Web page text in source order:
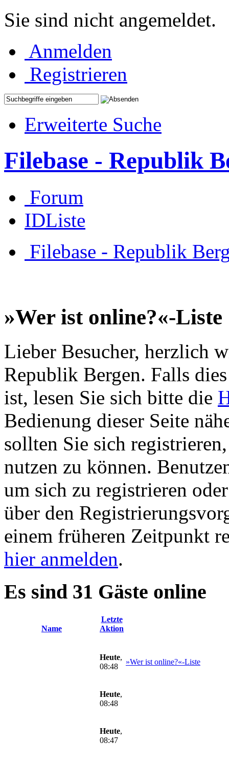
Sie sind nicht angemeldet.
Anmelden
Registrieren
Erweiterte Suche
Filebase - Republik
Forum
IDListe
Filebase - Republik
»Wer ist online?«-Liste
Lieber Besucher, herzlich
Republik Bergen. Falls
ist, lesen Sie sich bitte die
Bedienung dieser Seite
sollten Sie sich
nutzen zu können.
um sich zu registrieren
über den
einem früheren Zeitpunkt
hier anmelden.
Es sind 31 Gäste online
Name
Letzte
Aktion
Heute,
08:48
»Wer ist online?«-Liste
Heute,
08:48
Heute,
08:47